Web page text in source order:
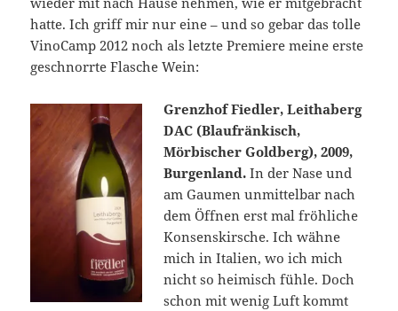
hatte. Ich griff mir nur eine – und so gebar das tolle
VinoCamp 2012 noch als letzte Premiere meine erste
geschnorrte Flasche Wein:
Grenzhof Fiedler, Leithaberg
DAC (Blaufränkisch,
Mörbischer Goldberg), 2009,
Burgenland. In der Nase und
am Gaumen unmittelbar nach
dem Öffnen erst mal fröhliche
Konsenskirsche. Ich wähne
mich in Italien, wo ich mich
nicht so heimisch fühle. Doch
schon mit wenig Luft kommt